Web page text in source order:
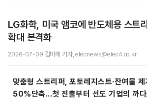
LG화학, 미국 앰코에 반도체용 스트
확대 본격화
2026-07-09 김미혜 기자, elecnews@elec4.co.kr
맞춤형 스트리퍼, 포토레지스트·잔여물 제
50%단축...첫 진출부터 선도 기업의 까